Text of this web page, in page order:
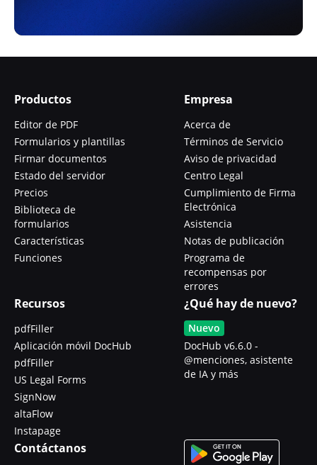
Productos
Editor de PDF
Formularios y plantillas
Firmar documentos
Estado del servidor
Precios
Biblioteca de
formularios
Características
Funciones
Empresa
Acerca de
Términos de Servicio
Aviso de privacidad
Centro Legal
Cumplimiento de Firma
Electrónica
Asistencia
Notas de publicación
Programa de
recompensas por
errores
Recursos
pdfFiller
Aplicación móvil DocHub
pdfFiller
US Legal Forms
SignNow
altaFlow
Instapage
¿Qué hay de nuevo?
Nuevo
DocHub v6.6.0 -
@menciones, asistente
de IA y más
Contáctanos